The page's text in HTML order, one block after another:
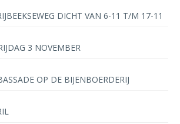
DICHT VAN 6-11 T/M 17-11
3 NOVEMBER
OP DE BIJENBOERDERIJ